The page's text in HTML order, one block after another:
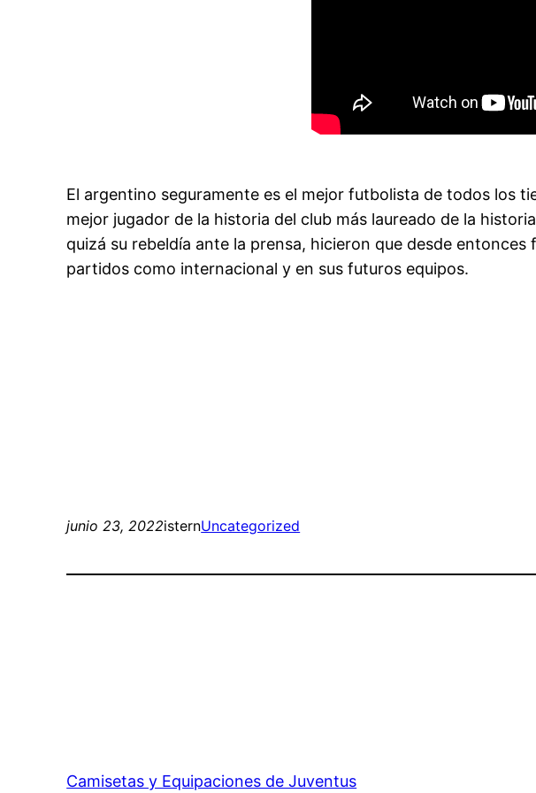
El argentino seguramente es el mejor futbolista de todos los
mejor jugador de la historia del club más laureado de la
quizá su rebeldía ante la prensa, hicieron que desde entonces
partidos como internacional y en sus futuros equipos.
junio 23, 2022isternUncategorized
Camisetas y Equipaciones de Juventus